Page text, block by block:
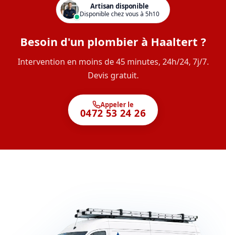
Artisan disponible
Disponible chez vous à 5h10
Besoin d'un plombier à Haaltert ?
Intervention en moins de 45 minutes, 24h/24, 7j/7.
Devis gratuit.
Appeler le
0472 53 24 26